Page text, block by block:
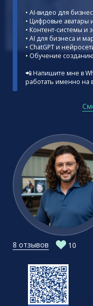
• AI-видео для
• Цифровые аватары
• Контент-системы и
• AI для бизнеса и
• ChatGPT и
• Обучение
📲 Напишите мне в
работать именно на
8 отзывов 10